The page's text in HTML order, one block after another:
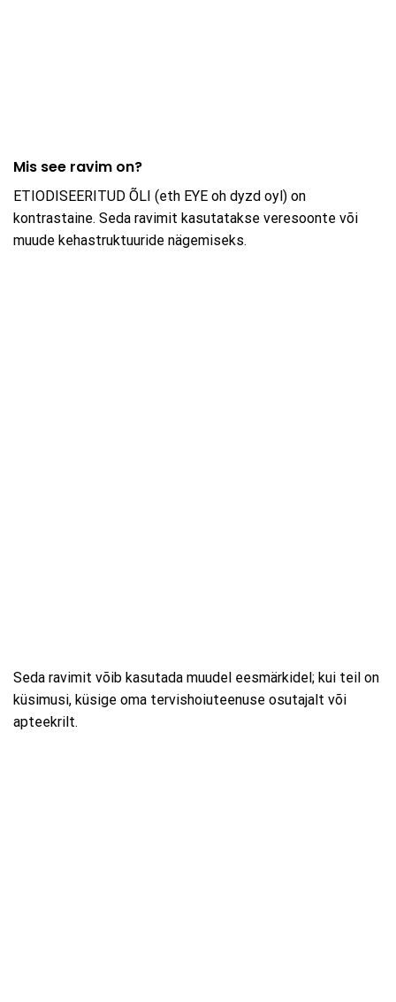
Mis see ravim on?
ETIODISEERITUD ÕLI (eth EYE oh dyzd oyl) on
kontrastaine. Seda ravimit kasutatakse veresoonte või
muude kehastruktuuride nägemiseks.
Seda ravimit võib kasutada muudel eesmärkidel; kui teil on
küsimusi, küsige oma tervishoiuteenuse osutajalt või
apteekrilt.